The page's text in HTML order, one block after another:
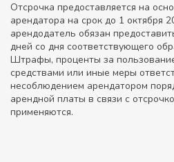
Отсрочка предоставляется на
арендатора на срок до 1 октября
арендодатель обязан
дней со дня соответствующего
Штрафы, проценты за
средствами или иные меры
несоблюдением арендатором
арендной платы в связи с
применяются.